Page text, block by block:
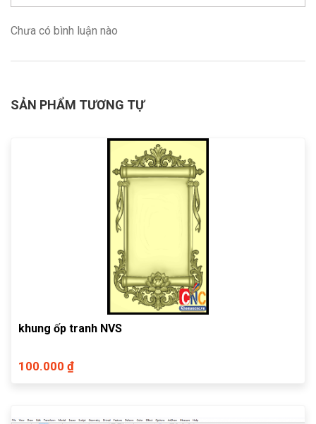
Chưa có bình luận nào
SẢN PHẨM TƯƠNG TỰ
khung ốp tranh NVS
100.000 ₫